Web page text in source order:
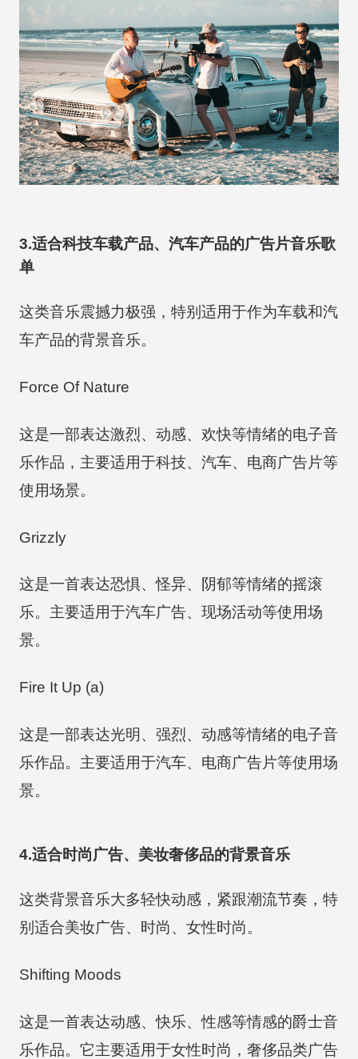
3.适合科技车载产品、汽车产品的广告片音乐歌
单
这类音乐震撼力极强，特别适用于作为车载和汽
车产品的背景音乐。
Force Of Nature
这是一部表达激烈、动感、欢快等情绪的电子音
乐作品，主要适用于科技、汽车、电商广告片等
使用场景。
Grizzly
这是一首表达恐惧、怪异、阴郁等情绪的摇滚
乐。主要适用于汽车广告、现场活动等使用场
景。
Fire It Up (a)
这是一部表达光明、强烈、动感等情绪的电子音
乐作品。主要适用于汽车、电商广告片等使用场
景。
4.适合时尚广告、美妆奢侈品的背景音乐
这类背景音乐大多轻快动感，紧跟潮流节奏，特
别适合美妆广告、时尚、女性时尚。
Shifting Moods
这是一首表达动感、快乐、性感等情感的爵士音
乐作品。它主要适用于女性时尚，奢侈品类广告